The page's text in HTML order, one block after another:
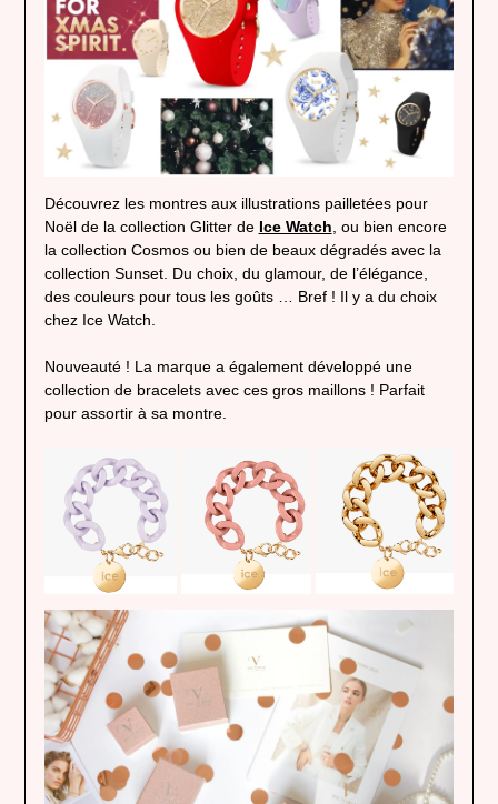
Découvrez les montres aux illustrations pailletées pour
Noël de la collection Glitter de Ice Watch, ou bien encore
la collection Cosmos ou bien de beaux dégradés avec la
collection Sunset. Du choix, du glamour, de l’élégance,
des couleurs pour tous les goûts … Bref ! Il y a du choix
chez Ice Watch.
Nouveauté ! La marque a également développé une
collection de bracelets avec ces gros maillons ! Parfait
pour assortir à sa montre.